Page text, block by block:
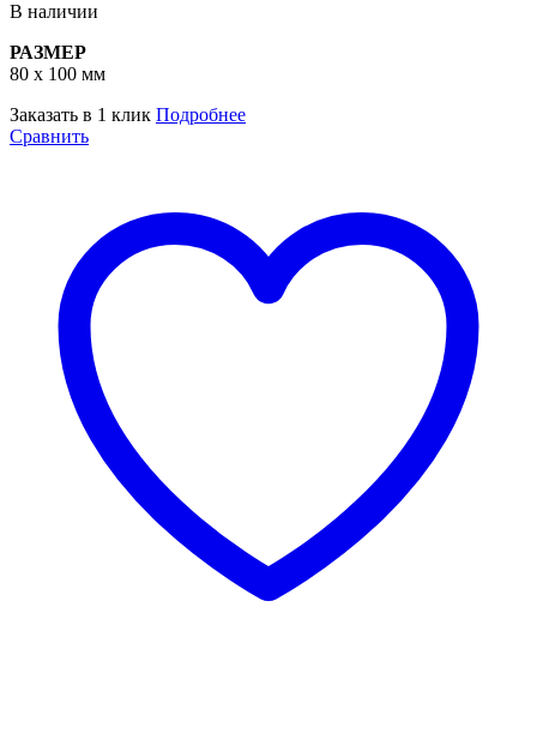
В наличии
РАЗМЕР
80 х 100 мм
Заказать в 1 клик Подробнее
Сравнить